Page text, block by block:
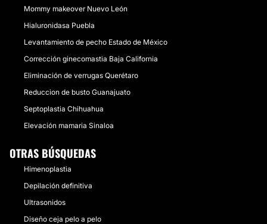
Mommy makeover Nuevo León
Hialuronidasa Puebla
Levantamiento de pecho Estado de México
Corrección ginecomastia Baja California
Eliminación de verrugas Querétaro
Reduccion de busto Guanajuato
Septoplastia Chihuahua
Elevación mamaria Sinaloa
OTRAS BÚSQUEDAS
Himenoplastia
Depilación definitiva
Ultrasonidos
Diseño ceja pelo a pelo